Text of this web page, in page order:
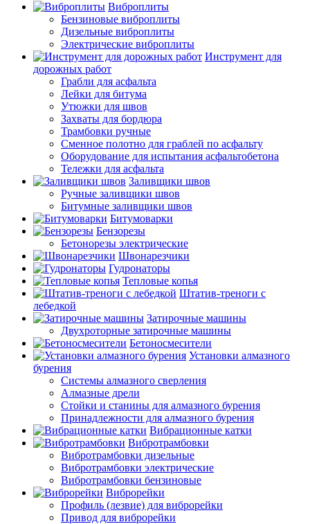
Виброплиты
Бензиновые виброплиты
Дизельные виброплиты
Электрические виброплиты
Инструмент для
дорожных работ
Грабли для асфальта
Лейки для битума
Утюжки для швов
Захваты для бордюра
Трамбовки ручные
Сменное полотно для граблей по асфальту
Оборудование для испытания асфальтобетона
Тележки для асфальта
Заливщики швов
Ручные заливщики швов
Битумные заливщики швов
Битумоварки
Бензорезы
Бетонорезы электрические
Швонарезчики
Гудронаторы
Тепловые копья
Штатив-треноги с
лебедкой
Затирочные машины
Двухроторные затирочные машины
Бетоносмесители
Установки алмазного
бурения
Системы алмазного сверления
Алмазные дрели
Стойки и станины для алмазного бурения
Принадлежности для алмазного бурения
Вибрационные катки
Вибротрамбовки
Вибротрамбовки дизельные
Вибротрамбовки электрические
Вибротрамбовки бензиновые
Виброрейки
Профиль (лезвие) для виброрейки
Привод для виброрейки